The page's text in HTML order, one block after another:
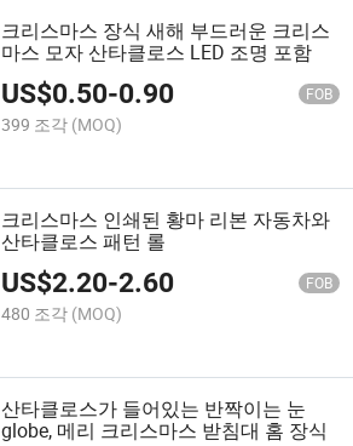
크리스마스 장식 새해 부드러운 크리스
마스 모자 산타클로스 LED 조명 포함
US$0.50-0.90 FOB
399 조각 (MOQ)
크리스마스 인쇄된 황마 리본 자동차와
산타클로스 패턴 롤
US$2.20-2.60 FOB
480 조각 (MOQ)
산타클로스가 들어있는 반짝이는 눈
globe, 메리 크리스마스 받침대 홈 장식